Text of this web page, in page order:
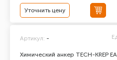
Уточнить цену
Химический анкер TECH-KREP
Артикул: -